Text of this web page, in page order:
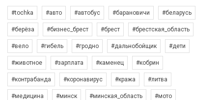
#tochka #авто #автобус #барановичи #беларусь
#берёза #бизнес_брест #брест #брестская_область
#вело #гибель #гродно #дальнобойщик #дети
#животное #зарплата #каменец #кобрин
#контрабанда #коронавирус #кража #литва
#медицина #минск #минская_область #мото